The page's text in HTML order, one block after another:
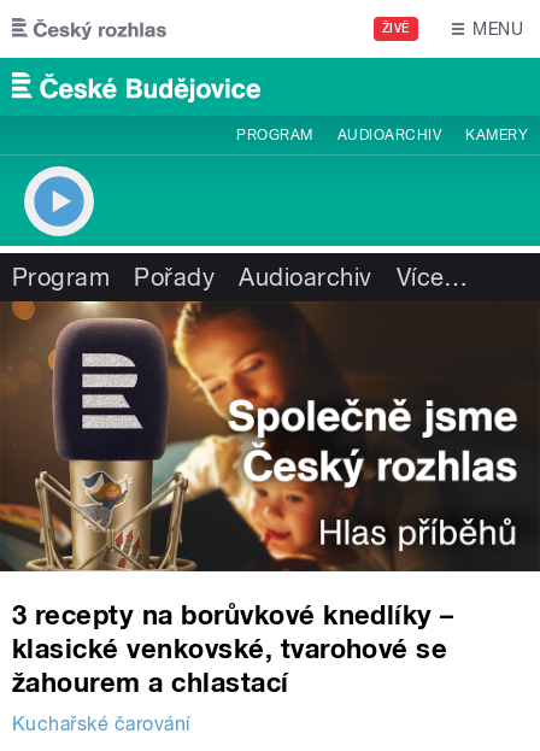
Přejít k hlavnímu obsahu
ŽIVĚ MENU
PROGRAM AUDIOARCHIV KAMERY
Program Pořady Audioarchiv Více…
3 recepty na borůvkové knedlíky –
klasické venkovské, tvarohové se
žahourem a chlastací
Kuchařské čarování